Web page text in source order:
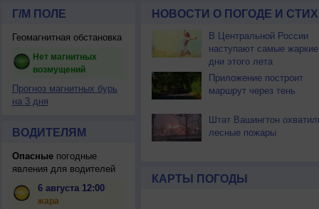
Г/М ПОЛЕ
Геомагнитная обстановка
Нет магнитных
возмущений
Прогноз магнитных бурь
на 3 дня
ВОДИТЕЛЯМ
Опасныепогодные
явления для водителей
6 августа 12:00
жара
НОВОСТИ О ПОГОДЕ И
В Центральной России
наступают самые жаркие
дни этого лета
Приложение построит
маршрут через тень
Штат Вашингтон
лесные пожары
КАРТЫ ПОГОДЫ